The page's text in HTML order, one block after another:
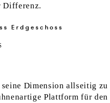
Differenz.
Dimension allseitig zu
Plattform für den